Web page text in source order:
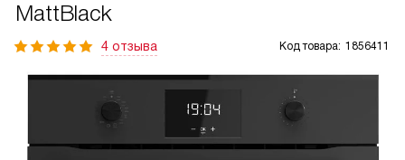
MattBlack
4 отзыва Код товара: 1856411